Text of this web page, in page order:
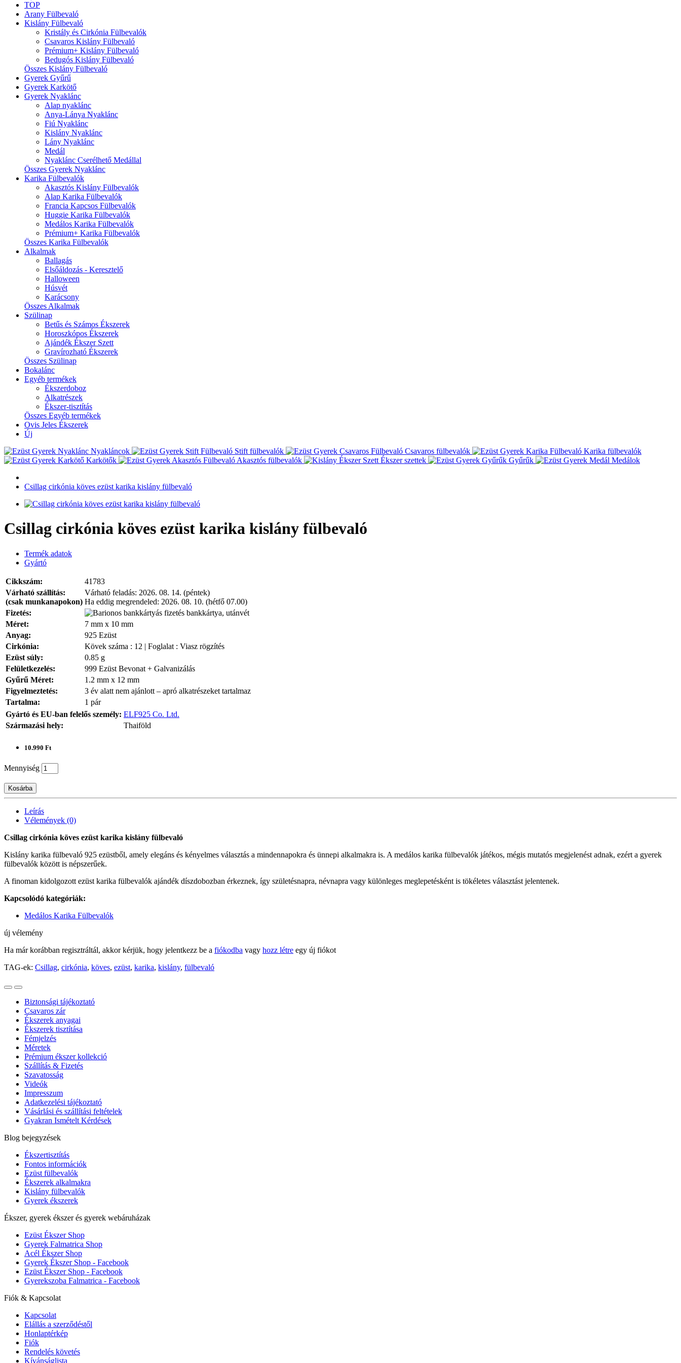
TOP
Arany Fülbevaló
Kislány Fülbevaló
Kristály és Cirkónia Fülbevalók
Csavaros Kislány Fülbevaló
Prémium+ Kislány Fülbevaló
Bedugós Kislány Fülbevaló
Összes Kislány Fülbevaló
Gyerek Gyűrű
Gyerek Karkötő
Gyerek Nyaklánc
Alap nyaklánc
Anya-Lánya Nyaklánc
Fiú Nyaklánc
Kislány Nyaklánc
Lány Nyaklánc
Medál
Nyaklánc Cserélhető Medállal
Összes Gyerek Nyaklánc
Karika Fülbevalók
Akasztós Kislány Fülbevalók
Alap Karika Fülbevalók
Francia Kapcsos Fülbevalók
Huggie Karika Fülbevalók
Medálos Karika Fülbevalók
Prémium+ Karika Fülbevalók
Összes Karika Fülbevalók
Alkalmak
Ballagás
Elsőáldozás - Keresztelő
Halloween
Húsvét
Karácsony
Összes Alkalmak
Szülinap
Betűs és Számos Ékszerek
Horoszkópos Ékszerek
Ajándék Ékszer Szett
Gravírozható Ékszerek
Összes Szülinap
Bokalánc
Egyéb termékek
Ékszerdoboz
Alkatrészek
Ékszer-tisztítás
Összes Egyéb termékek
Ovis Jeles Ékszerek
Új
Nyakláncok
Stift fülbevalók Csavaros fülbevalók
Karika fülbevalók
Karkötők
Akasztós fülbevalók Ékszer szettek Gyűrűk Medálok
Csillag cirkónia köves ezüst karika kislány fülbevaló
Csillag cirkónia köves ezüst karika kislány fülbevaló
Termék adatok
Gyártó
Cikkszám:
41783
Várható szállítás:
(csak munkanapokon)
Várható feladás: 2026. 08. 14. (péntek)
Ha eddig megrendeled: 2026. 08. 10. (hétfő 07.00)
Fizetés:
bankkártya, utánvét
Méret:
7 mm x 10 mm
Anyag:
925 Ezüst
Cirkónia:
Kövek száma : 12 | Foglalat : Viasz rögzítés
Ezüst súly:
0.85 g
Felületkezelés:
999 Ezüst Bevonat + Galvanizálás
Gyűrű Méret:
1.2 mm x 12 mm
Figyelmeztetés:
3 év alatt nem ajánlott – apró alkatrészeket tartalmaz
Tartalma:
1 pár
Gyártó és EU-ban felelős személy: ELF925 Co. Ltd.
Származási hely:
Thaiföld
10.990 Ft
Mennyiség
Kosárba
Leírás
Vélemények (0)
Csillag cirkónia köves ezüst karika kislány fülbevaló
Kislány karika fülbevaló 925 ezüstből, amely elegáns és kényelmes választás a mindennapokra és ünnepi alkalmakra is. A medálos karika fülbevalók játékos, mégis mutatós megjelenést adnak, ezért a gyerek
fülbevalók között is népszerűek.
A finoman kidolgozott ezüst karika fülbevalók ajándék díszdobozban érkeznek, így születésnapra, névnapra vagy különleges meglepetésként is tökéletes választást jelentenek.
Kapcsolódó kategóriák:
Medálos Karika Fülbevalók
új vélemény
Ha már korábban regisztráltál, akkor kérjük, hogy jelentkezz be a fiókodba vagy hozz létre egy új fiókot
TAG-ek: Csillag, cirkónia, köves, ezüst, karika, kislány, fülbevaló
Biztonsági tájékoztató
Csavaros zár
Ékszerek anyagai
Ékszerek tisztítása
Fémjelzés
Méretek
Prémium ékszer kollekció
Szállítás & Fizetés
Szavatosság
Videók
Impresszum
Adatkezelési tájékoztató
Vásárlási és szállítási feltételek
Gyakran Ismételt Kérdések
Blog bejegyzések
Ékszertisztítás
Fontos információk
Ezüst fülbevalók
Ékszerek alkalmakra
Kislány fülbevalók
Gyerek ékszerek
Ékszer, gyerek ékszer és gyerek webáruházak
Ezüst Ékszer Shop
Gyerek Falmatrica Shop
Acél Ékszer Shop
Gyerek Ékszer Shop - Facebook
Ezüst Ékszer Shop - Facebook
Gyerekszoba Falmatrica - Facebook
Fiók & Kapcsolat
Kapcsolat
Elállás a szerződéstől
Honlaptérkép
Fiók
Rendelés követés
Kívánságlista